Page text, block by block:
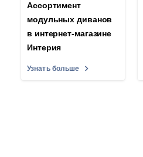
Ассортимент
модульных диванов
в интернет-магазине
Интерия
Узнать больше